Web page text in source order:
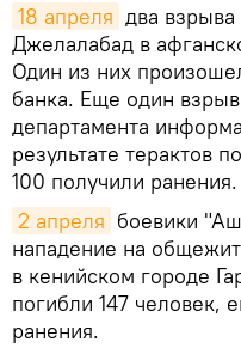
18 апреля два
Джелалабад в
Один из них
банка. Еще один
департамента
результате терактов
100 получили ранения.
2 апреля боевики
нападение на
в кенийском городе
погибли 147 человек,
ранения.